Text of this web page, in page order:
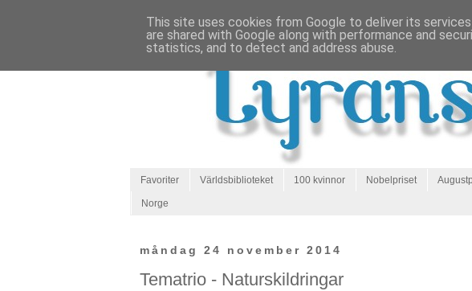
Favoriter Världsbiblioteket 100 kvinnor Nobelpriset
Norge
måndag 24 november 2014
Tematrio - Naturskildringar
This site uses cookies from Google to deliver its
are shared with Google along with performance and
statistics, and to detect and address abuse.